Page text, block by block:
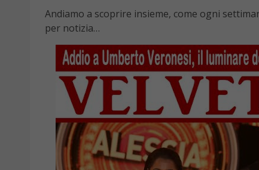
Andiamo a scoprire insieme, come ogni
per notizia…